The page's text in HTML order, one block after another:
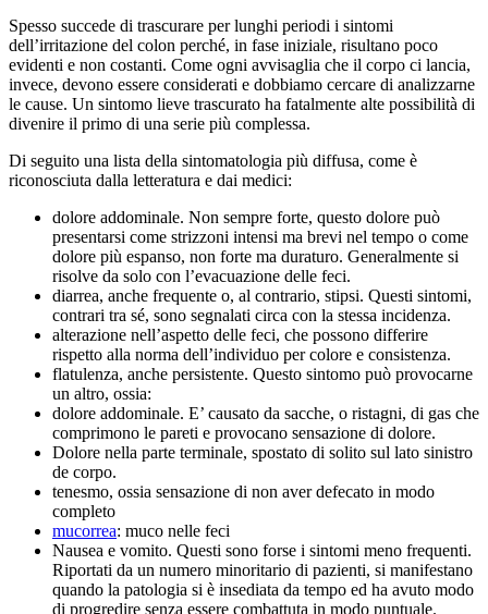
Spesso succede di trascurare per lunghi periodi i sintomi
dell’irritazione del colon perché, in fase iniziale, risultano poco
evidenti e non costanti. Come ogni avvisaglia che il corpo ci lancia,
invece, devono essere considerati e dobbiamo cercare di analizzarne
le cause. Un sintomo lieve trascurato ha fatalmente alte possibilità di
divenire il primo di una serie più complessa.
Di seguito una lista della sintomatologia più diffusa, come è
riconosciuta dalla letteratura e dai medici:
dolore addominale. Non sempre forte, questo dolore può
presentarsi come strizzoni intensi ma brevi nel tempo o come
dolore più espanso, non forte ma duraturo. Generalmente si
risolve da solo con l’evacuazione delle feci.
diarrea, anche frequente o, al contrario, stipsi. Questi sintomi,
contrari tra sé, sono segnalati circa con la stessa incidenza.
alterazione nell’aspetto delle feci, che possono differire
rispetto alla norma dell’individuo per colore e consistenza.
flatulenza, anche persistente. Questo sintomo può provocarne
un altro, ossia:
dolore addominale. E’ causato da sacche, o ristagni, di gas che
comprimono le pareti e provocano sensazione di dolore.
Dolore nella parte terminale, spostato di solito sul lato sinistro
de corpo.
tenesmo, ossia sensazione di non aver defecato in modo
completo
mucorrea: muco nelle feci
Nausea e vomito. Questi sono forse i sintomi meno frequenti.
Riportati da un numero minoritario di pazienti, si manifestano
quando la patologia si è insediata da tempo ed ha avuto modo
di progredire senza essere combattuta in modo puntuale.